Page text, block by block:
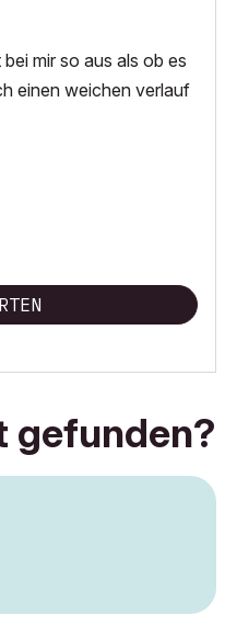
mir so aus als ob es
einen weichen verlauf
gefunden?